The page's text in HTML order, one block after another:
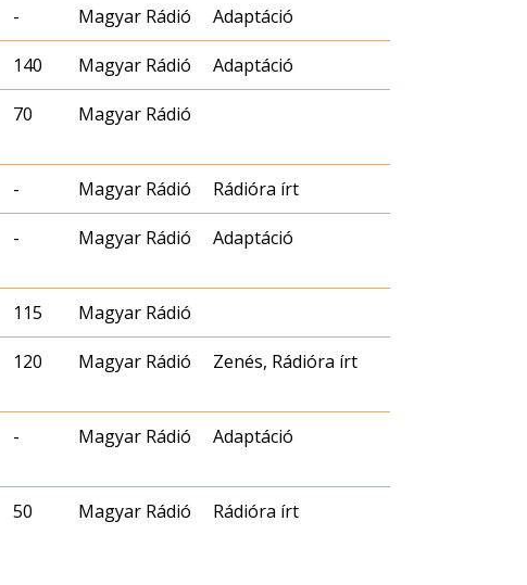
- Magyar Rádió Adaptáció
140 Magyar Rádió Adaptáció
70 Magyar Rádió
- Magyar Rádió Rádióra írt
- Magyar Rádió Adaptáció
115 Magyar Rádió
120 Magyar Rádió Zenés, Rádióra írt
- Magyar Rádió Adaptáció
50 Magyar Rádió Rádióra írt